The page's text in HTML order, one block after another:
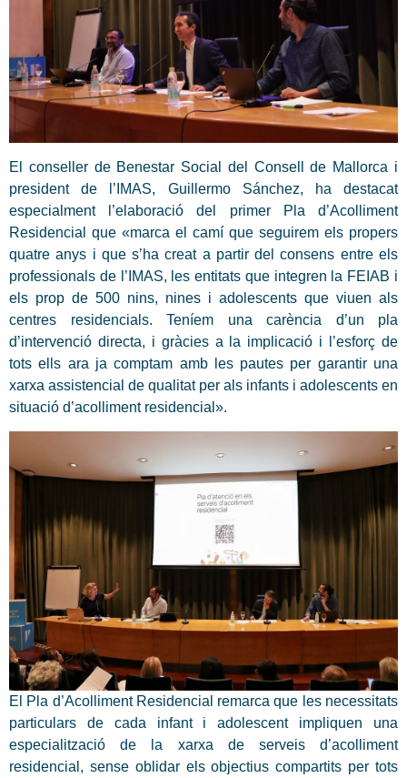
El conseller de Benestar Social del Consell de Mallorca i
president de l’IMAS, Guillermo Sánchez, ha destacat
especialment l’elaboració del primer Pla d’Acolliment
Residencial que «marca el camí que seguirem els propers
quatre anys i que s’ha creat a partir del consens entre els
professionals de l’IMAS, les entitats que integren la FEIAB i
els prop de 500 nins, nines i adolescents que viuen als
centres residencials. Teníem una carència d’un pla
d’intervenció directa, i gràcies a la implicació i l’esforç de
tots ells ara ja comptam amb les pautes per garantir una
xarxa assistencial de qualitat per als infants i adolescents en
situació d’acolliment residencial».
El Pla d’Acolliment Residencial remarca que les necessitats
particulars de cada infant i adolescent impliquen una
especialització de la xarxa de serveis d’acolliment
residencial, sense oblidar els objectius compartits per tots